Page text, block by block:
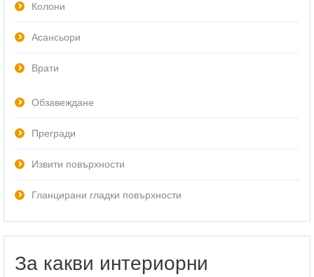
Колони
Асансьори
Врати
Обзавеждане
Прегради
Извити повърхности
Гланцирани гладки повърхности
За какви интериорни